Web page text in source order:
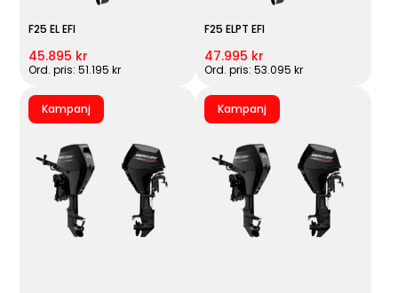
F25 EL EFI
45.895 kr
Ord. pris: 51.195 kr
F25 ELPT EFI
47.995 kr
Ord. pris: 53.095 kr
Kampanj Kampanj